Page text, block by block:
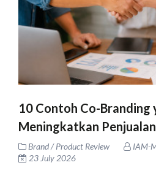
10 Contoh Co-Branding
Meningkatkan
Brand / Product Review
IAM-
23 July 2026